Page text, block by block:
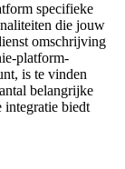
specifieke
die jouw
omschrijving
platform-
is te vinden
belangrijke
biedt